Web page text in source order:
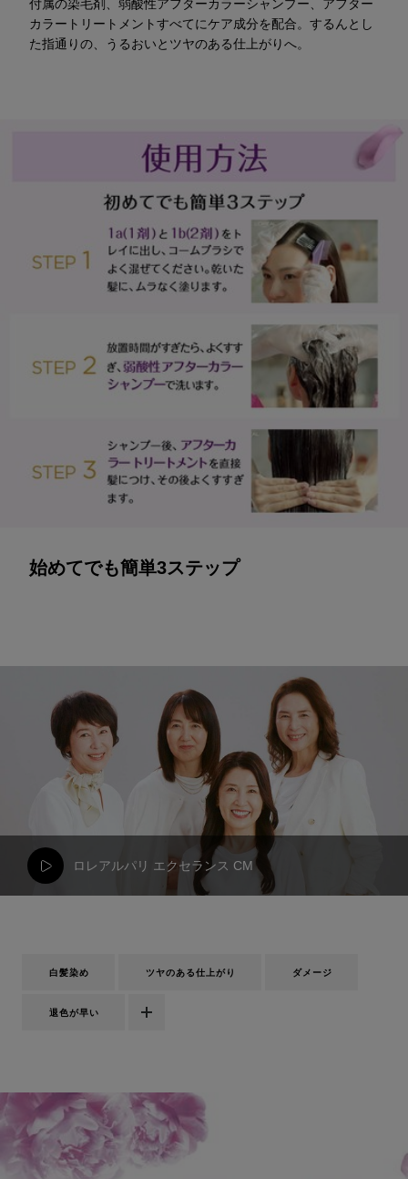
付属の染毛剤、弱酸性アフターカラーシャンプー、アフター
カラートリートメントすべてにケア成分を配合。するんとし
た指通りの、うるおいとツヤのある仕上がりへ。
始めてでも簡単3ステップ
ロレアルパリ エクセランス CM
白髪染め ツヤのある仕上がり ダメージ
退色が早い